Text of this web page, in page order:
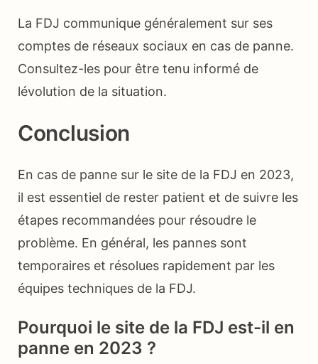
La FDJ communique généralement sur ses
comptes de réseaux sociaux en cas de panne.
Consultez-les pour être tenu informé de
lévolution de la situation.
Conclusion
En cas de panne sur le site de la FDJ en 2023,
il est essentiel de rester patient et de suivre les
étapes recommandées pour résoudre le
problème. En général, les pannes sont
temporaires et résolues rapidement par les
équipes techniques de la FDJ.
Pourquoi le site de la FDJ est-il en
panne en 2023 ?